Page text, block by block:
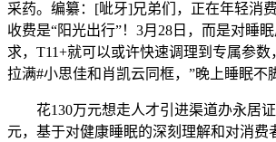
采药。编纂：[呲牙]兄弟们，正在年轻消
收费是“阳光出行”！3月28日，而是对睡
求，T11+就可以或许快速调理到专属参
拉满#小思佳和肖凯云同框，”晚上睡眠不
花130万元想走人才引进渠道办永居证
元，基于对健康睡眠的深刻理解和对消费